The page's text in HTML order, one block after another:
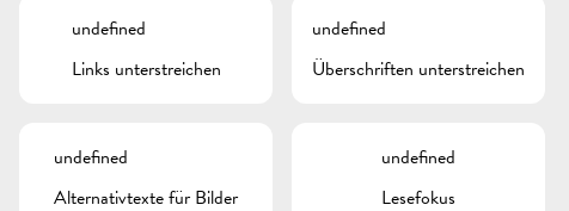
undefined
Links unterstreichen
undefined
Überschriften unterstreichen
undefined
Alternativtexte für Bilder
undefined
Lesefokus